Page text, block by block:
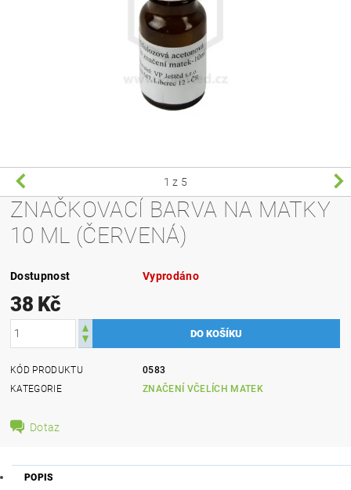
1 z 5
ZNAČKOVACÍ BARVA NA MATKY
10 ML (ČERVENÁ)
Dostupnost Vyprodáno
38 Kč
KÓD PRODUKTU
0583
KATEGORIE
ZNAČENÍ VČELÍCH MATEK
Dotaz
POPIS